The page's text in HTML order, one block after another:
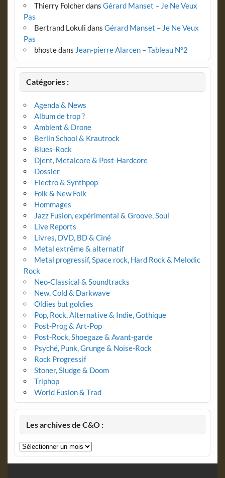
Thierry Folcherdans Gérard Manset – Je Ne Veux
Pas
Bertrand Lokuli dans Gérard Manset – Je Ne Veux
Pas
bhostedans Jean-pierre Alarcen – Tableau N°2
Catégories :
Agenda & News
Album de trop ?
Ambient & Drone
Berlin School & Krautrock
Blues-Rock
Djent, Metalcore & Post-Hardcore
Dossier
Electro & Synthpop
Folk & New Folk
Hommages
Jazz Fusion, expérimental & Groove, Soul
Live Reports
Livres, DVD, BD & Ciné
Metal extrême & alternatif
Metal progressif, Space rock, Hard Rock & Melodic
Rock
Neo-Classical & Soundtracks
New, Cold & Darkwave
Oldies but goldies
Pop, Rock, Alternative & Indie, Gothique
Post-Prog & Art-Pop
Post-Rock, Shoegaze & Avant-garde
Psyché, Punk, Grunge & Noise-Rock
Rock Progressif
Stoner, Sludge & Doom
Triphop
World Fusion & Trad
Les archives de C&O :
Les
archives